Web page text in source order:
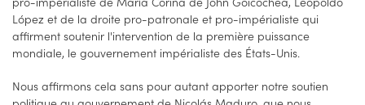
López et de la droite pro-patronale et pro-impérialiste qui
affirment soutenir l'intervention de la première puissance
mondiale, le gouvernement impérialiste des États-Unis.
Nous affirmons cela sans pour autant apporter notre soutien